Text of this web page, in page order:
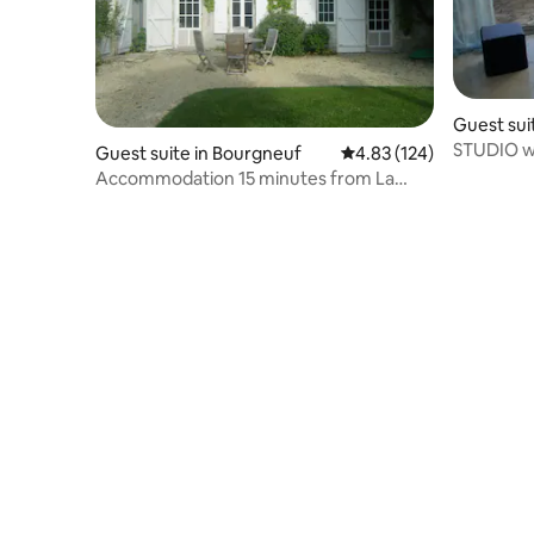
Guest suite in Bourgneuf 4.83 out of 5 average
4.83 (124)
Accommodation 15 minutes from La
Guest
STUDIO